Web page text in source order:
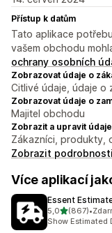
Přístup k datům
Tato aplikace
vašem obchodu
ochrany osobních
Zobrazovat údaje o
Citlivé údaje, údaje o
Zobrazovat údaje o
Majitel obchodu
Zobrazit a upravit
Zákazníci, produkty,
Zobrazit podrobnosti
Více aplikací
Essent
5,0z 5 hvězd
(867)
Celkový počet
•
Show Estimated